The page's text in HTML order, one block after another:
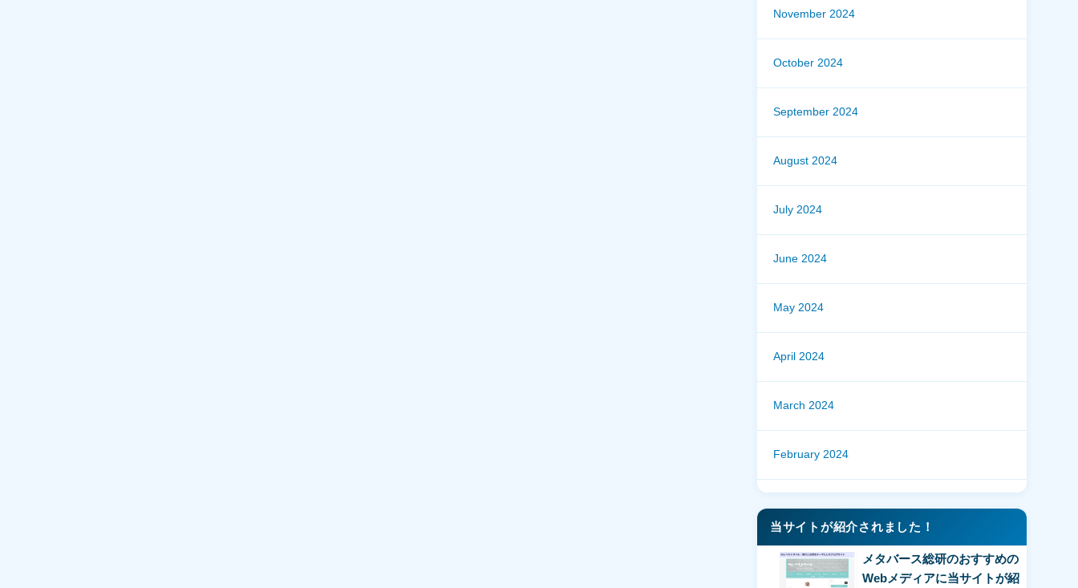
November 2024
October 2024
September 2024
August 2024
July 2024
June 2024
May 2024
April 2024
March 2024
February 2024
当サイトが紹介されました！
メタバース総研のおすすめの
Webメディアに当サイトが紹